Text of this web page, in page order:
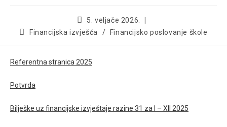
5. veljače 2026.
Financijska izvješća
/ Financijsko poslovanje škole
Referentna stranica 2025
Potvrda
Bilješke uz financijske izvještaje razine 31 za I – XII 2025